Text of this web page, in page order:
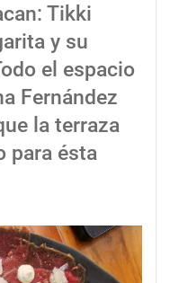
Tikki
y su
el espacio
Fernández
la terraza
para ésta